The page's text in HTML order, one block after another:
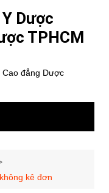
Dược
TPHCM
Cao đẳng Dược
kê đơn